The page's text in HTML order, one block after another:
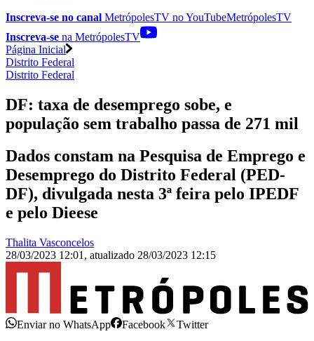
Inscreva-se no canal MetrópolesTV noYouTubeMetrópolesTV
Inscreva-se na MetrópolesTV
Página Inicial
Distrito Federal
Distrito Federal
DF: taxa de desemprego sobe, e
população sem trabalho passa de 271 mil
Dados constam na Pesquisa de Emprego e
Desemprego do Distrito Federal (PED-
DF), divulgada nesta 3ª feira pelo IPEDF
e pelo Dieese
Thalita Vasconcelos
28/03/2023 12:01 , atualizado 28/03/2023 12:15
Enviar no WhatsApp Facebook
Twitter